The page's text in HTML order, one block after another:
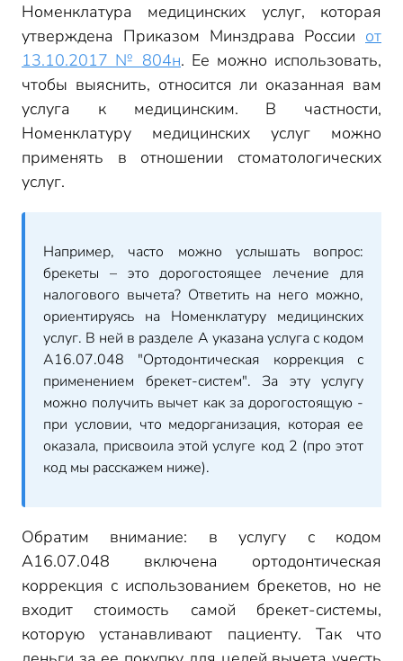
Номенклатура медицинских услуг, которая
утверждена Приказом Минздрава России от
13.10.2017 № 804н. Ее можно использовать,
чтобы выяснить, относится ли оказанная вам
услуга к медицинским. В частности,
Номенклатуру медицинских услуг можно
применять в отношении стоматологических
услуг.
Например, часто можно услышать вопрос:
брекеты – это дорогостоящее лечение для
налогового вычета? Ответить на него можно,
ориентируясь на Номенклатуру медицинских
услуг. В ней в разделе А указана услуга с кодом
A16.07.048 "Ортодонтическая коррекция с
применением брекет-систем". За эту услугу
можно получить вычет как за дорогостоящую -
при условии, что медорганизация, которая ее
оказала, присвоила этой услуге код 2 (про этот
код мы расскажем ниже).
Обратим внимание: в услугу с кодом
A16.07.048 включена ортодонтическая
коррекция с использованием брекетов, но не
входит стоимость самой брекет-системы,
которую устанавливают пациенту. Так что